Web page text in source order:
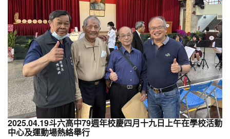
2025.04.19斗六高中79週年校慶四月十九日上午在學校活動
中心及運動場熱絡舉行